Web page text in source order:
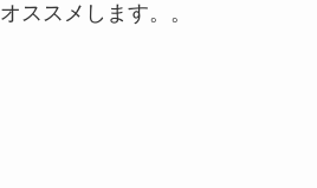
ススメします。。